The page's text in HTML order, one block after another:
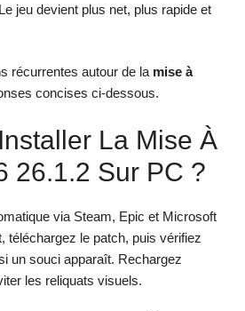
jeu devient plus net, plus rapide et
récurrentes autour de la mise à
concises ci-dessous.
La Mise À
26.1.2 Sur PC ?
via Steam, Epic et Microsoft
téléchargez le patch, puis vérifiez
un souci apparaît. Rechargez
les reliquats visuels.